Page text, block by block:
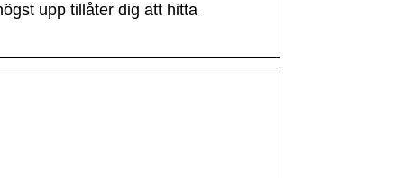
upp tillåter dig att hitta